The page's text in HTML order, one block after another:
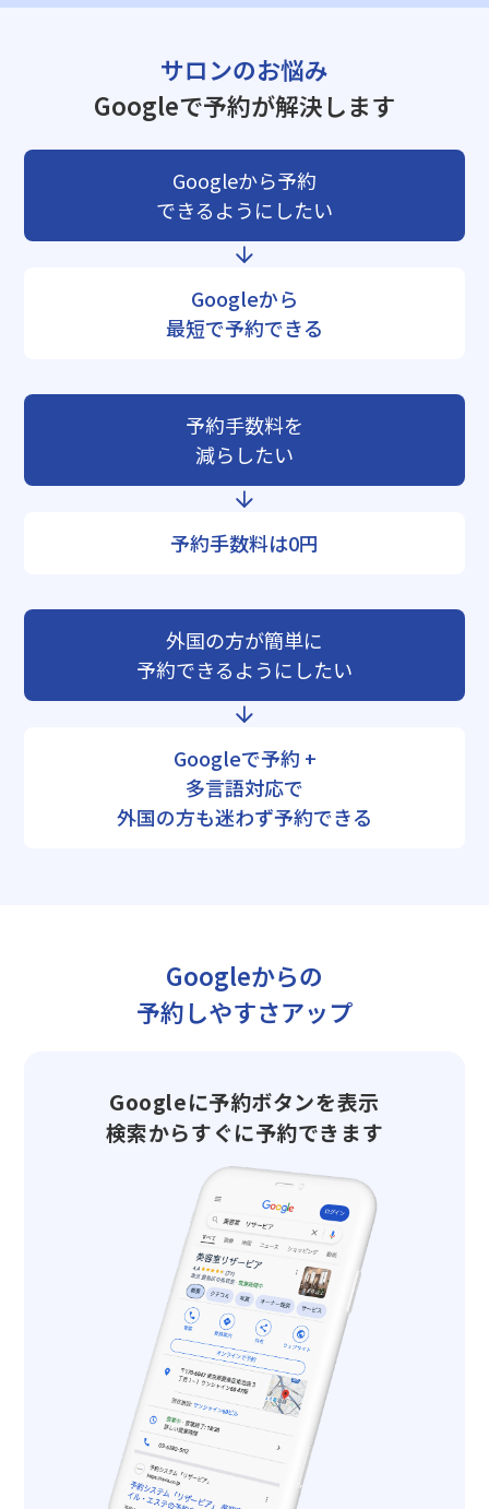
サロンのお悩み
Googleで予約が解決します
Googleから予約
できるようにしたい
Googleから
最短で予約できる
予約手数料を
減らしたい
予約手数料は0円
外国の方が簡単に
予約できるようにしたい
Googleで予約 +
多言語対応で
外国の方も迷わず予約できる
Googleからの
予約しやすさアップ
Googleに予約ボタンを表示
検索からすぐに予約できます